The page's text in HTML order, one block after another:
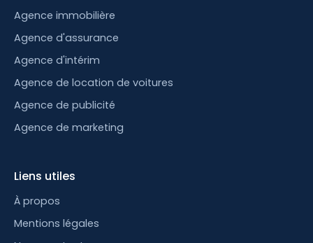
Agence immobilière
Agence d'assurance
Agence d'intérim
Agence de location de voitures
Agence de publicité
Agence de marketing
Liens utiles
À propos
Mentions légales